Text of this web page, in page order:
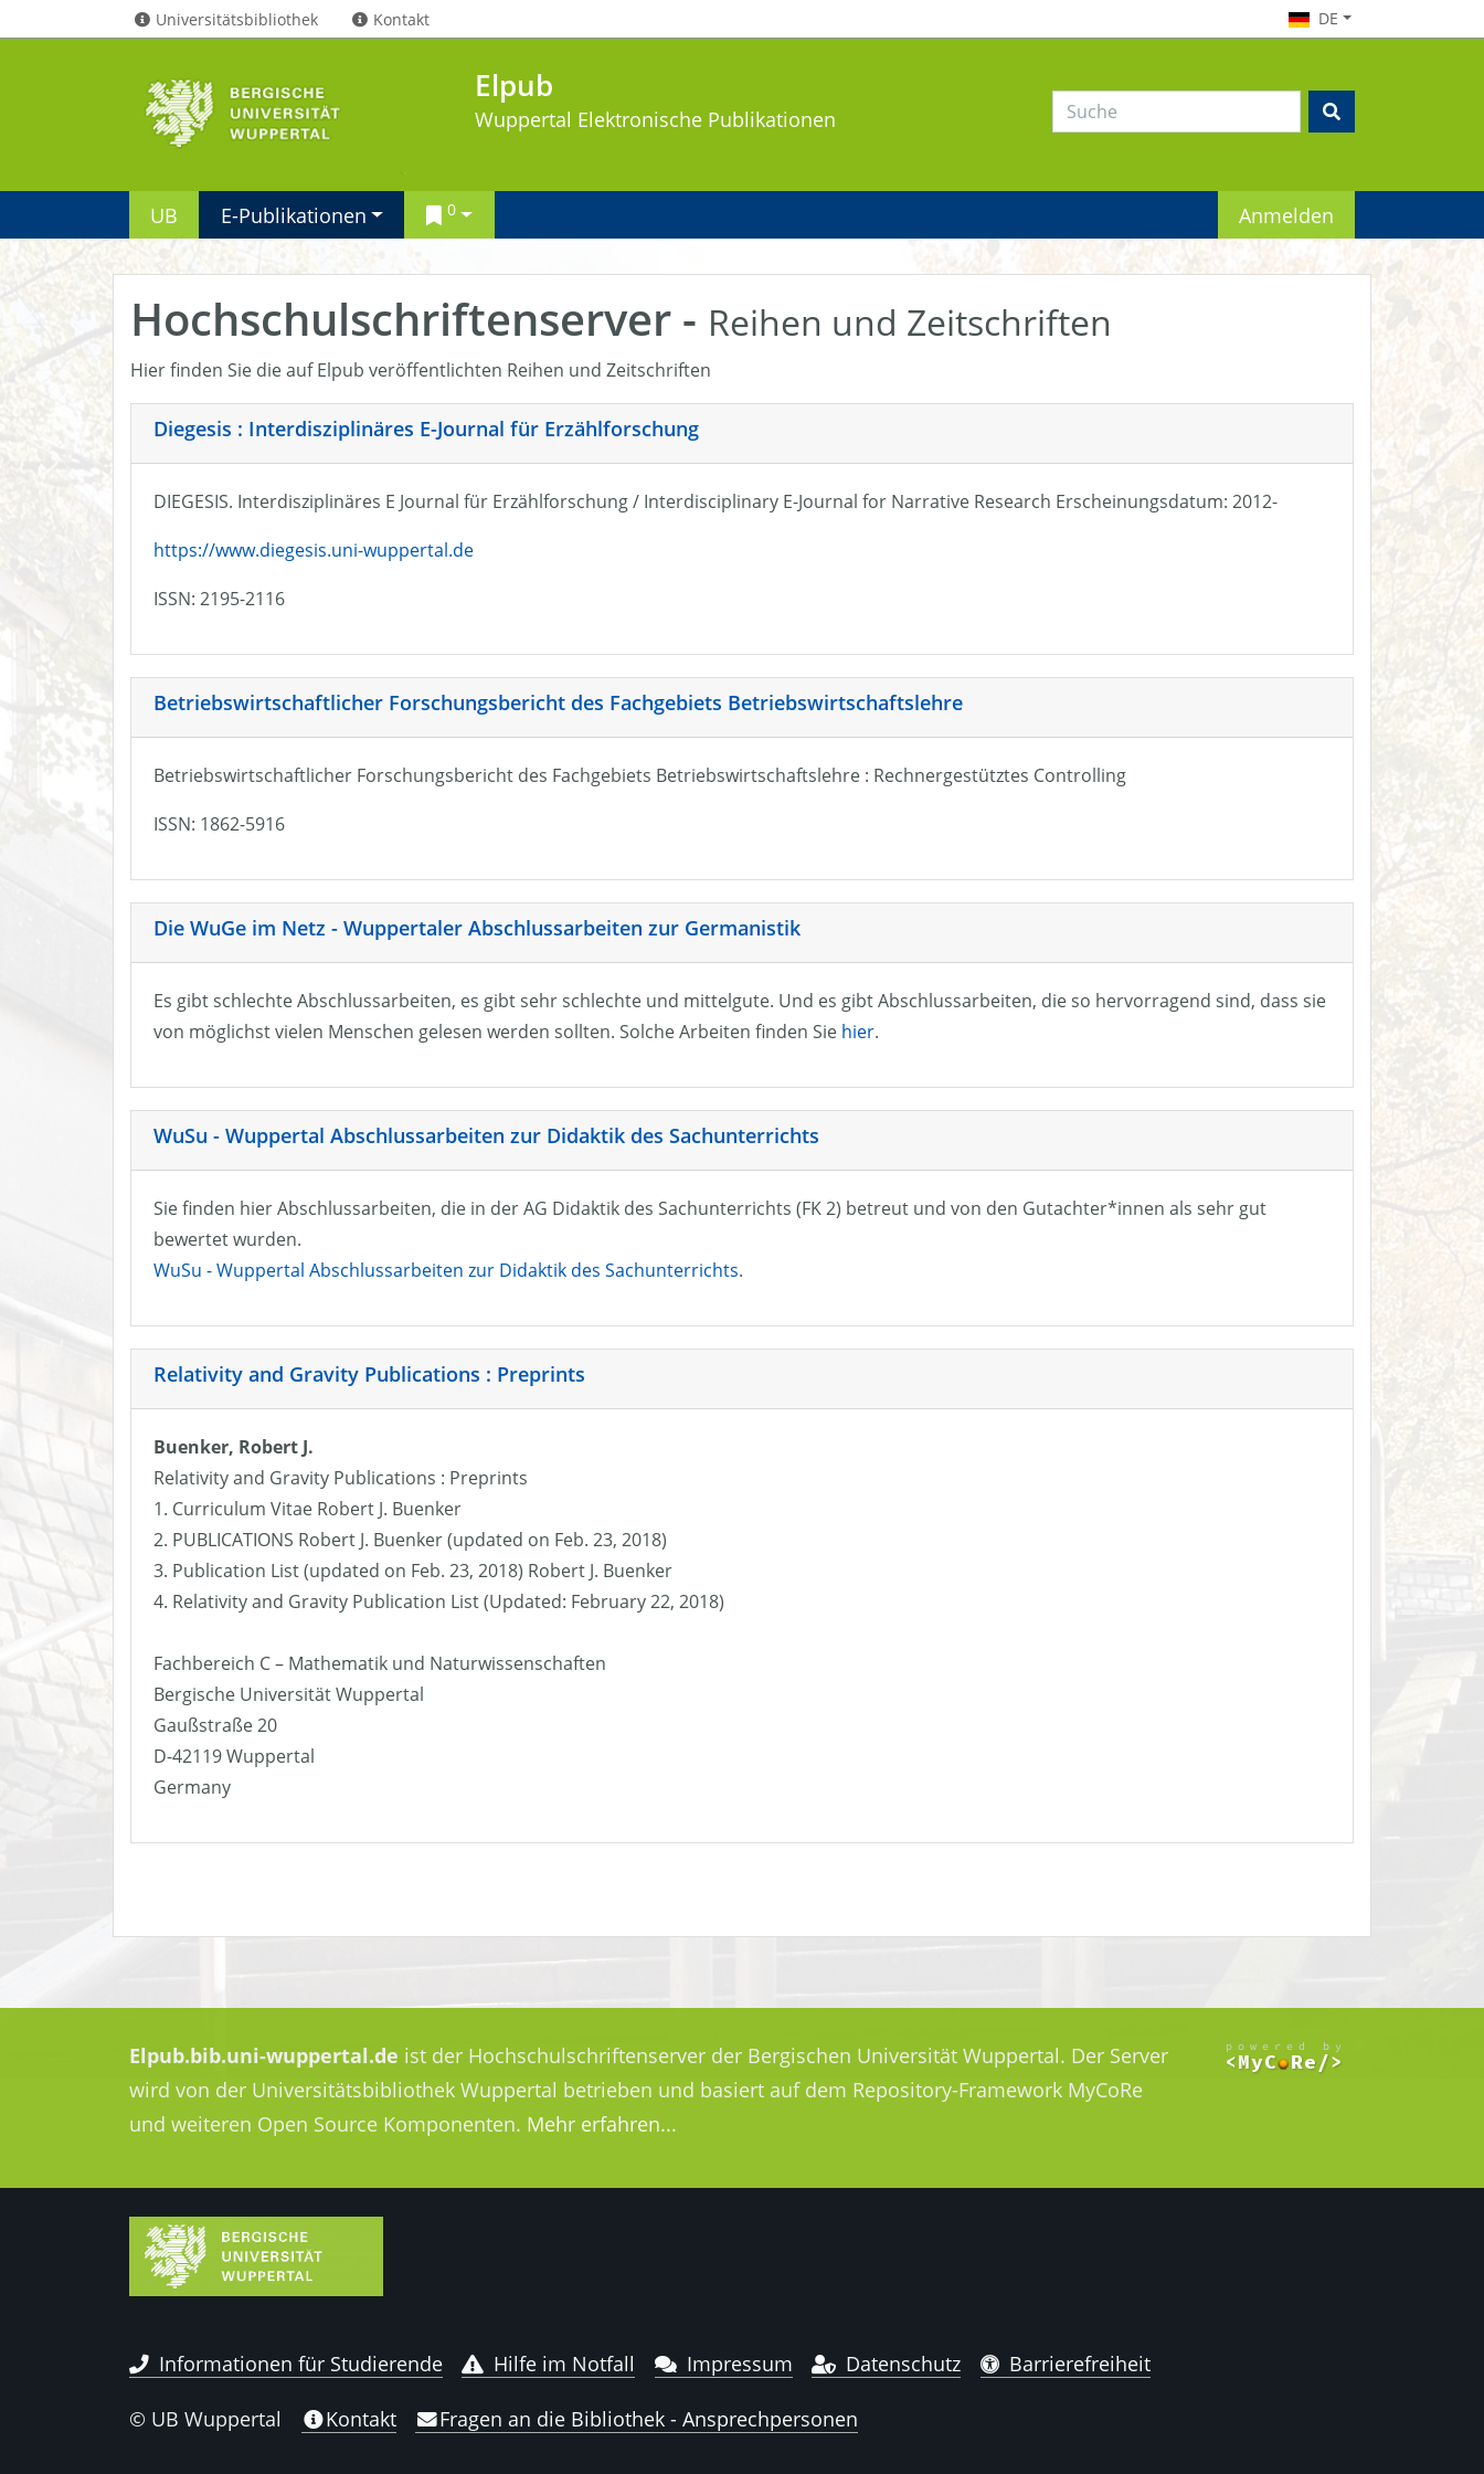
Universitätsbibliothek Kontakt DE
Elpub
Wuppertal Elektronische Publikationen
UB E-Publikationen 0 Anmelden
Hochschulschriftenserver - Reihen und Zeitschriften
Hier finden Sie die auf Elpub veröffentlichten Reihen und Zeitschriften
Diegesis : Interdisziplinäres E-Journal für Erzählforschung
DIEGESIS. Interdisziplinäres E Journal für Erzählforschung / Interdisciplinary E-Journal for Narrative Research Erscheinungsdatum: 2012-
https://www.diegesis.uni-wuppertal.de
ISSN: 2195-2116
Betriebswirtschaftlicher Forschungsbericht des Fachgebiets Betriebswirtschaftslehre
Betriebswirtschaftlicher Forschungsbericht des Fachgebiets Betriebswirtschaftslehre : Rechnergestütztes Controlling
ISSN: 1862-5916
Die WuGe im Netz - Wuppertaler Abschlussarbeiten zur Germanistik
Es gibt schlechte Abschlussarbeiten, es gibt sehr schlechte und mittelgute. Und es gibt Abschlussarbeiten, die so hervorragend sind, dass sie
von möglichst vielen Menschen gelesen werden sollten. Solche Arbeiten finden Sie hier.
WuSu - Wuppertal Abschlussarbeiten zur Didaktik des Sachunterrichts
Sie finden hier Abschlussarbeiten, die in der AG Didaktik des Sachunterrichts (FK 2) betreut und von den Gutachter*innen als sehr gut
bewertet wurden.
WuSu - Wuppertal Abschlussarbeiten zur Didaktik des Sachunterrichts.
Relativity and Gravity Publications : Preprints
Buenker, Robert J.
Relativity and Gravity Publications : Preprints
1. Curriculum Vitae Robert J. Buenker
2. PUBLICATIONS Robert J. Buenker (updated on Feb. 23, 2018)
3. Publication List (updated on Feb. 23, 2018) Robert J. Buenker
4. Relativity and Gravity Publication List (Updated: February 22, 2018)
Fachbereich C – Mathematik und Naturwissenschaften
Bergische Universität Wuppertal
Gaußstraße 20
D-42119 Wuppertal
Germany
Elpub.bib.uni-wuppertal.de ist der Hochschulschriftenserver der Bergischen Universität Wuppertal. Der Server
wird von der Universitätsbibliothek Wuppertal betrieben und basiert auf dem Repository-Framework MyCoRe
und weiteren Open Source Komponenten. Mehr erfahren...
Informationen für Studierende Hilfe im Notfall Impressum Datenschutz Barrierefreiheit
© UB Wuppertal Kontakt Fragen an die Bibliothek - Ansprechpersonen